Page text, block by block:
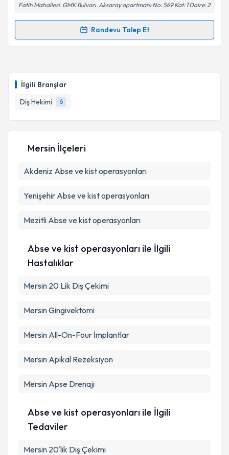
İlgili Branşlar
Diş Hekimi
6
Fatih Mahallesi. GMK Bulvarı. Aksaray apartmanı No: 569 Kat: 1 Daire: 2
Randevu Talep Et
Randevu Takvimi Talebi
hazırlandığında e-posta ile bilgilendireceğiz.
E-posta Adresiniz
Metni'ni okudum ve kişisel verilerimin belirtilen
Mersin İlçeleri
Akdeniz Abse ve kist operasyonları
Yenişehir Abse ve kist operasyonları
Mezitli Abse ve kist operasyonları
Abse ve kist operasyonları ile İlgili
Hastalıklar
Mersin 20 Lik Diş Çekimi
Mersin Gingivektomi
Mersin All-On-Four İmplantlar
Mersin Apikal Rezeksiyon
Mersin Apse Drenajı
Abse ve kist operasyonları ile İlgili
Tedaviler
Mersin 20'lik Diş Çekimi